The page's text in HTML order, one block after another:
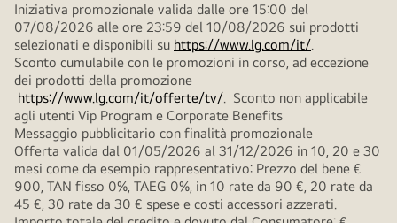
Iniziativa promozionale valida dalle ore 15:00 del
07/08/2026 alle ore 23:59 del 10/08/2026 sui prodotti
selezionati e disponibili su https://www.lg.com/it/.
Sconto cumulabile con le promozioni in corso, ad eccezione
dei prodotti della promozione
https://www.lg.com/it/offerte/tv/. Sconto non applicabile
agli utenti Vip Program e Corporate Benefits
Messaggio pubblicitario con finalità promozionale
Offerta valida dal 01/05/2026 al 31/12/2026 in 10, 20 e 30
mesi come da esempio rappresentativo: Prezzo del bene €
900, TAN fisso 0%, TAEG 0%, in 10 rate da 90 €, 20 rate da
45 €, 30 rate da 30 € spese e costi accessori azzerati.